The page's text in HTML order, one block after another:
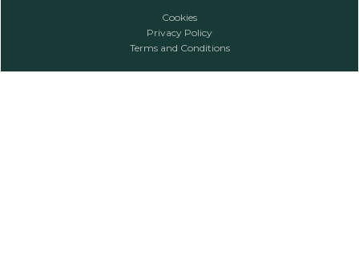
Cookies
Privacy Policy
Terms and Conditions